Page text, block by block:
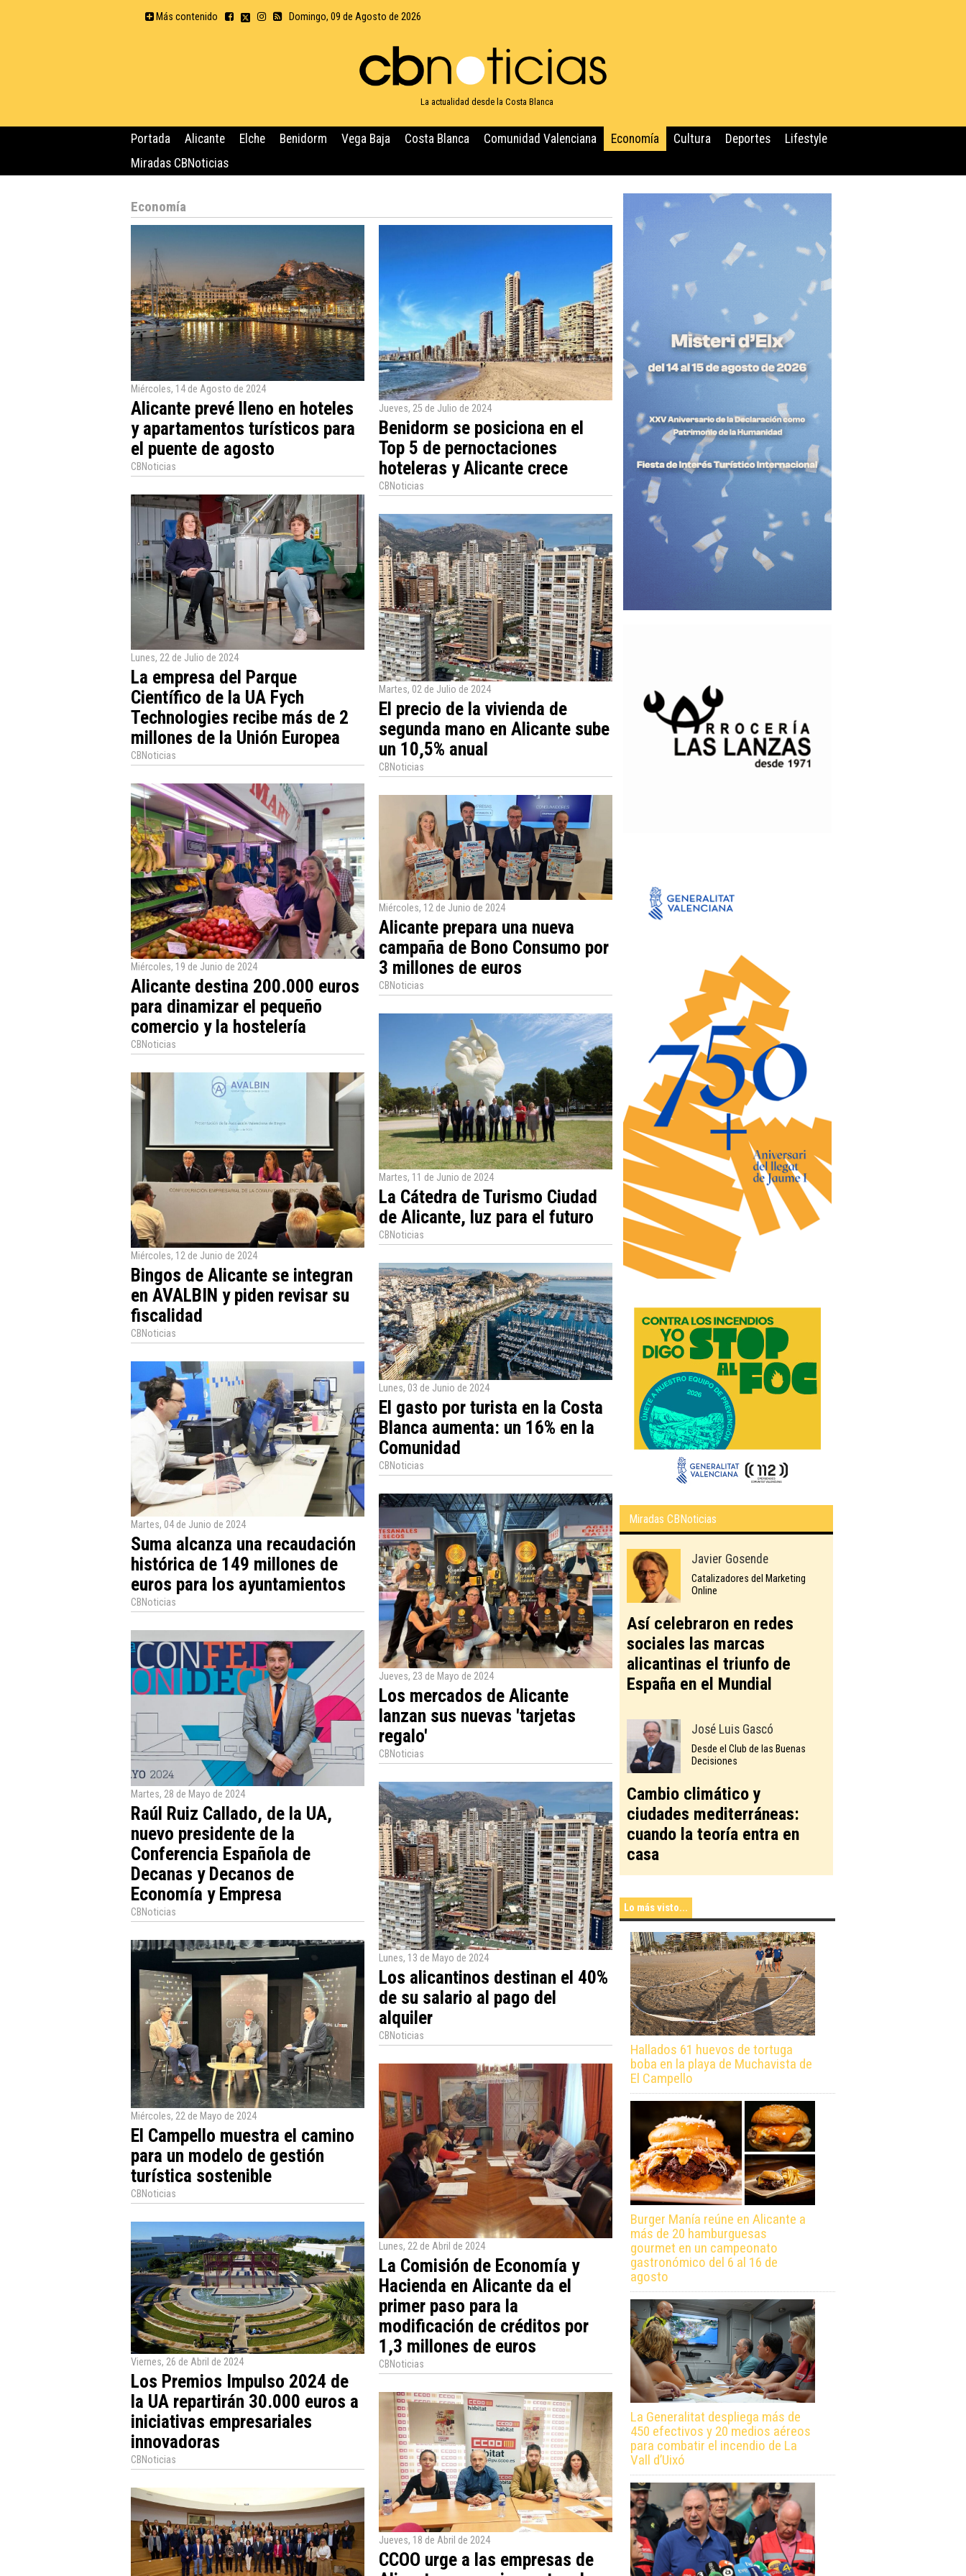
Más contenido Domingo, 09 de Agosto de 2026
La actualidad desde la Costa Blanca
Portada Alicante Elche Benidorm Vega Baja Costa Blanca Comunidad Valenciana Economía Cultura Deportes
Lifestyle
Miradas CBNoticias
Economía
Miércoles, 14 de Agosto de 2024
Alicante prevé lleno en hoteles
y apartamentos turísticos para
el puente de agosto
CBNoticias
Lunes, 22 de Julio de 2024
La empresa del Parque
Científico de la UA Fych
Technologies recibe más de 2
millones de la Unión Europea
CBNoticias
Miércoles, 19 de Junio de 2024
Alicante destina 200.000 euros
para dinamizar el pequeño
comercio y la hostelería
CBNoticias
Miércoles, 12 de Junio de 2024
Bingos de Alicante se integran
en AVALBIN y piden revisar su
fiscalidad
CBNoticias
Martes, 04 de Junio de 2024
Suma alcanza una recaudación
histórica de 149 millones de
euros para los ayuntamientos
CBNoticias
Martes, 28 de Mayo de 2024
Raúl Ruiz Callado, de la UA,
nuevo presidente de la
Conferencia Española de
Decanas y Decanos de
Economía y Empresa
CBNoticias
Miércoles, 22 de Mayo de 2024
El Campello muestra el camino
para un modelo de gestión
turística sostenible
CBNoticias
Viernes, 26 de Abril de 2024
Los Premios Impulso 2024 de
la UA repartirán 30.000 euros a
iniciativas empresariales
innovadoras
CBNoticias
Jueves, 25 de Julio de 2024
Benidorm se posiciona en el
Top 5 de pernoctaciones
hoteleras y Alicante crece
CBNoticias
Martes, 02 de Julio de 2024
El precio de la vivienda de
segunda mano en Alicante sube
un 10,5% anual
CBNoticias
Miércoles, 12 de Junio de 2024
Alicante prepara una nueva
campaña de Bono Consumo por
3 millones de euros
CBNoticias
Martes, 11 de Junio de 2024
La Cátedra de Turismo Ciudad
de Alicante, luz para el futuro
CBNoticias
Lunes, 03 de Junio de 2024
El gasto por turista en la Costa
Blanca aumenta: un 16% en la
Comunidad
CBNoticias
Jueves, 23 de Mayo de 2024
Los mercados de Alicante
lanzan sus nuevas 'tarjetas
regalo'
CBNoticias
Lunes, 13 de Mayo de 2024
Los alicantinos destinan el 40%
de su salario al pago del
alquiler
CBNoticias
Lunes, 22 de Abril de 2024
La Comisión de Economía y
Hacienda en Alicante da el
primer paso para la
modificación de créditos por
1,3 millones de euros
CBNoticias
Jueves, 18 de Abril de 2024
CCOO urge a las empresas de
Miradas CBNoticias
Javier Gosende
Catalizadores del Marketing
Online
Así celebraron en redes
sociales las marcas
alicantinas el triunfo de
España en el Mundial
José Luis Gascó
Desde el Club de las Buenas
Decisiones
Cambio climático y
ciudades mediterráneas:
cuando la teoría entra en
casa
Lo más visto...
Hallados 61 huevos de tortuga
boba en la playa de Muchavista de
El Campello
Burger Manía reúne en Alicante a
más de 20 hamburguesas
gourmet en un campeonato
gastronómico del 6 al 16 de
agosto
La Generalitat despliega más de
450 efectivos y 20 medios aéreos
para combatir el incendio de La
Vall d’Uixó